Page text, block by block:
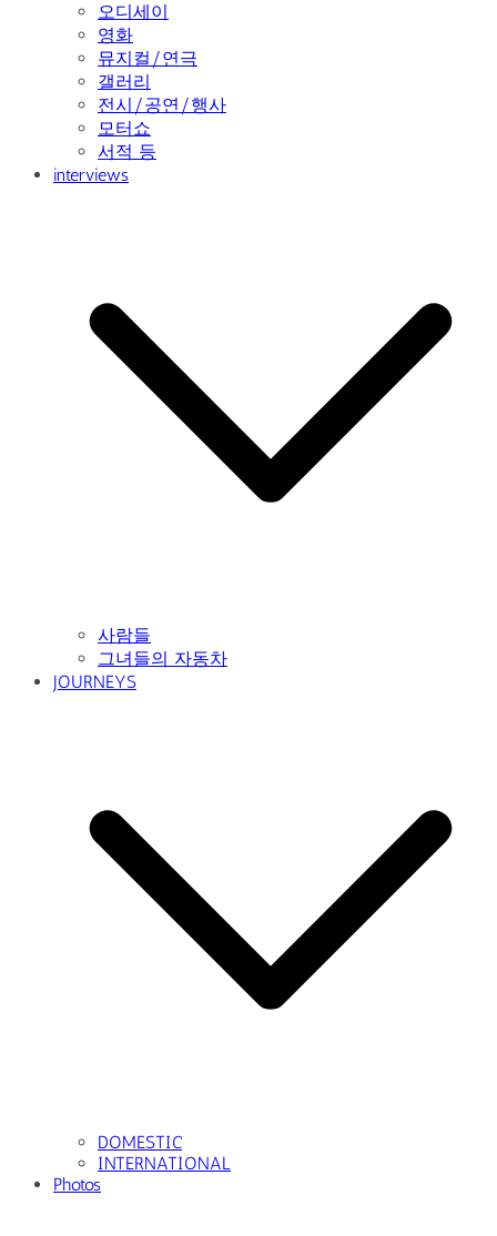
오디세이
영화
뮤지컬/연극
갤러리
전시/공연/행사
모터쇼
서적 등
interviews
사람들
그녀들의 자동차
JOURNEYS
DOMESTIC
INTERNATIONAL
Photos